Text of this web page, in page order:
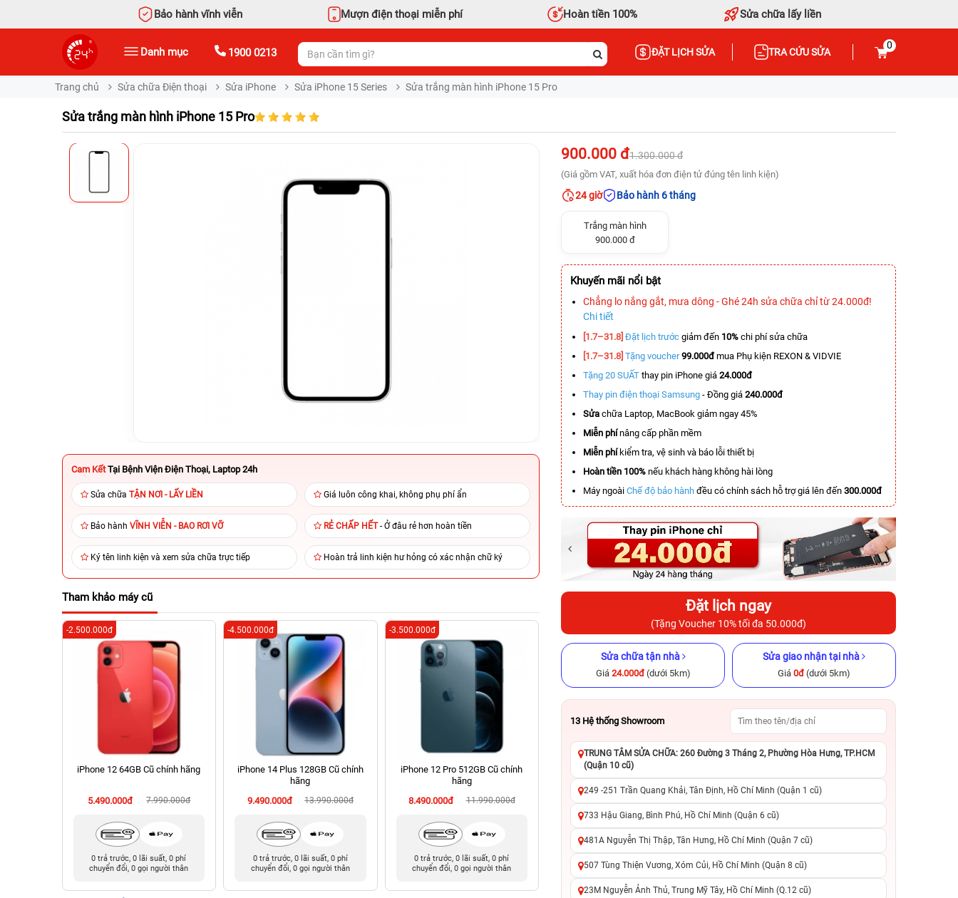
Bảo hành vĩnh viễn Mượn điện thoại miễn phí Hoàn tiền 100% Sửa chữa lấy liền
Danh mục 1900 0213 ĐẶT LỊCH SỬA TRA CỨU SỬA
0
Trang chủ Sửa chữa Điện thoại Sửa iPhone Sửa iPhone 15 Series Sửa trắng màn hình iPhone 15 Pro
Sửa trắng màn hình iPhone 15 Pro
Cam Kết Tại Bệnh Viện Điện Thoại, Laptop 24h
Sửa chữa TẬN NƠI - LẤY LIỀN Giá luôn công khai, không phụ phí ẩn
Bảo hành VĨNH VIỄN - BAO RƠI VỠ RẺ CHẤP HẾT- Ở đâu rẻ hơn hoàn tiền
Ký tên linh kiện và xem sửa chữa trực tiếp Hoàn trả linh kiện hư hỏng có xác nhận chữ ký
Tham khảo máy cũ
iPhone 12 64GB Cũ chính hãng
5.490.000đ 7.990.000đ
-2.500.000đ
0 trả trước, 0 lãi suất, 0 phí
chuyển đổi, 0 gọi người thân
iPhone 14 Plus 128GB Cũ chính
hãng
9.490.000đ
13.990.000đ
-4.500.000đ
0 trả trước, 0 lãi suất, 0 phí
chuyển đổi, 0 gọi người thân
iPhone 12 Pro 512GB Cũ chính
hãng
8.490.000đ
11.990.000đ
-3.500.000đ
0 trả trước, 0 lãi suất, 0 phí
chuyển đổi, 0 gọi người thân
iPhone 14 Pro 256GB Cũ chính
hãng
12.990.000đ
16.990.000đ
-4.000.000đ
chuyển đổi, 0 gọi người thân
hãng
5.090.000đ
9.990.000đ
-4.900.000đ
chuyển đổi, 0 gọi người thân
-5.700.000đ
900.000 đ1.300.000 đ
(Giá gồm VAT, xuất hóa đơn điện tử đúng tên linh kiện)
24 giờ Bảo hành 6 tháng
Trắng màn hình
900.000 đ
Khuyến mãi nổi bật
Chẳng lo nắng gắt, mưa dông - Ghé 24h sửa chữa chỉ từ 24.000đ!
Chi tiết
[1.7–31.8] Đặt lịch trước giảm đến 10% chi phí sửa chữa
[1.7–31.8] Tặng voucher 99.000đmua Phụ kiện REXON & VIDVIE
Tặng 20 SUẤT thay pin iPhone giá 24.000đ
Thay pin điện thoại Samsung - Đồng giá 240.000đ
Sửa chữa Laptop, MacBook giảm ngay 45%
Miễn phínâng cấp phần mềm
Miễn phíkiểm tra, vệ sinh và báo lỗi thiết bị
Hoàn tiền 100% nếu khách hàng không hài lòng
Máy ngoài Chế độ bảo hành đều có chính sách hỗ trợ giá lên đến 300.000đ
Đặt lịch ngay
(Tặng Voucher 10% tối đa 50.000đ)
Sửa chữa tận nhà
Giá 24.000đ(dưới 5km)
Sửa giao nhận tại nhà
Giá 0đ(dưới 5km)
13 Hệ thống Showroom
TRUNG TÂM SỬA CHỮA: 260 Đường 3 Tháng 2, Phường Hòa Hưng, TP.HCM
(Quận 10 cũ)
249 -251 Trần Quang Khải, Tân Định, Hồ Chí Minh (Quận 1 cũ)
733 Hậu Giang, Bình Phú, Hồ Chí Minh (Quận 6 cũ)
481A Nguyễn Thị Thập, Tân Hưng, Hồ Chí Minh (Quận 7 cũ)
507 Tùng Thiện Vương, Xóm Củi, Hồ Chí Minh (Quận 8 cũ)
23M Nguyễn Ảnh Thủ, Trung Mỹ Tây, Hồ Chí Minh (Q.12 cũ)